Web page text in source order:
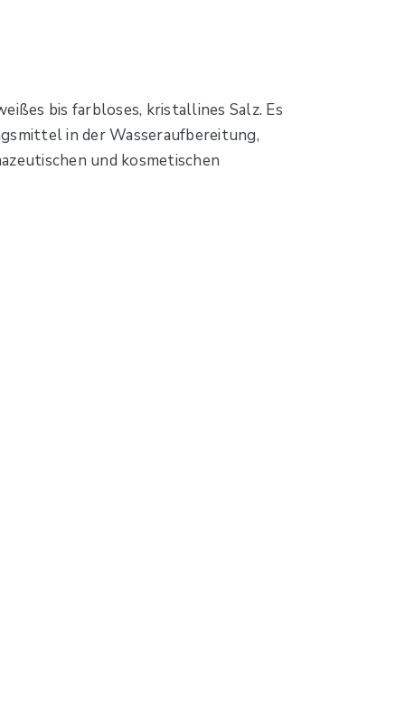
bis farbloses, kristallines Salz. Es
in der Wasseraufbereitung,
und kosmetischen